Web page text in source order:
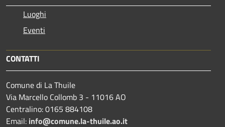
Luoghi
Eventi
CONTATTI
Comune di La Thuile
Via Marcello Collomb 3 - 11016 AO
Centralino: 0165 884108
Email: info@comune.la-thuile.ao.it